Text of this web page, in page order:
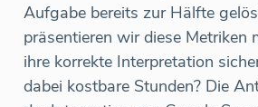
Aufgabe bereits zur Hälfte
präsentieren wir diese Metriken
ihre korrekte Interpretation
dabei kostbare Stunden? Die